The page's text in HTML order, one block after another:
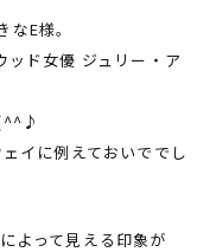
E様。
ッド女優 ジュリー・ア
イに例えておいででし
よって見える印象が